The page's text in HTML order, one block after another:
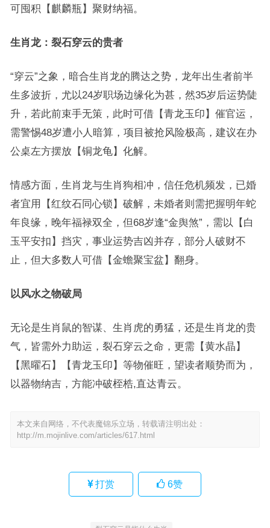
可囤积【麒麟瓶】聚财纳福。
生肖龙：裂石穿云的贵者
“穿云”之象，暗合生肖龙的腾达之势，龙年出生者前半
生多波折，尤以24岁职场边缘化为甚，然35岁后运势陡
升，若此前束手无策，此时可借【青龙玉印】催官运，
需警惕48岁遭小人暗算，项目被抢风险极高，建议在办
公桌左方摆放【铜龙龟】化解。
情感方面，生肖龙与生肖狗相冲，信任危机频发，已婚
者宜用【红纹石同心锁】破解，未婚者则需把握明年蛇
年良缘，晚年福禄双全，但68岁逢“金舆煞”，需以【白
玉平安扣】挡灾，事业运势吉凶并存，部分人破财不
止，但大多数人可借【金蟾聚宝盆】翻身。
以风水之物破局
无论是生肖鼠的智谋、生肖虎的勇猛，还是生肖龙的贵
气，皆需外力助运，裂石穿云之命，更需【黄水晶】
【黑曜石】【青龙玉印】等物催旺，望读者顺势而为，
以器物纳吉，方能冲破桎梏,直达青云。
本文来自网络，不代表魔锦乐立场，转载请注明出处：
http://m.mojinlive.com/articles/617.html
打赏 6赞